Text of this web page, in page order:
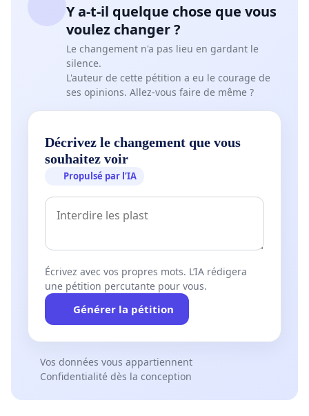
Y a-t-il quelque chose que vous
voulez changer ?
Le changement n'a pas lieu en gardant le
silence.
L'auteur de cette pétition a eu le courage de
ses opinions. Allez-vous faire de même ?
Décrivez le changement que vous
souhaitez voir
Propulsé par l’IA
Écrivez avec vos propres mots. L’IA rédigera
une pétition percutante pour vous.
Générer la pétition
Vos données vous appartiennent
Confidentialité dès la conception